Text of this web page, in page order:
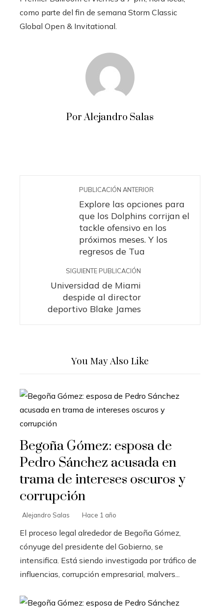
como parte del fin de semana Storm Classic
Global Open & Invitational.
Por Alejandro Salas
PUBLICACIÓN ANTERIOR
Explore las opciones para
que los Dolphins corrijan el
tackle ofensivo en los
próximos meses. Y los
regresos de Tua
SIGUIENTE PUBLICACIÓN
Universidad de Miami
despide al director
deportivo Blake James
You May Also Like
Begoña Gómez: esposa de
Pedro Sánchez acusada en
trama de intereses oscuros y
corrupción
Alejandro Salas Hace 1 año
El proceso legal alrededor de Begoña Gómez,
cónyuge del presidente del Gobierno, se
intensifica. Está siendo investigada por tráfico de
influencias, corrupción empresarial, malvers...